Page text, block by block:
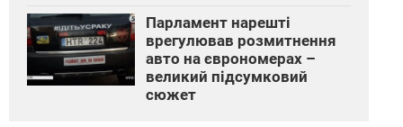
Парламент нарешті
врегулював розмитнення
авто на єврономерах –
великий підсумковий
сюжет